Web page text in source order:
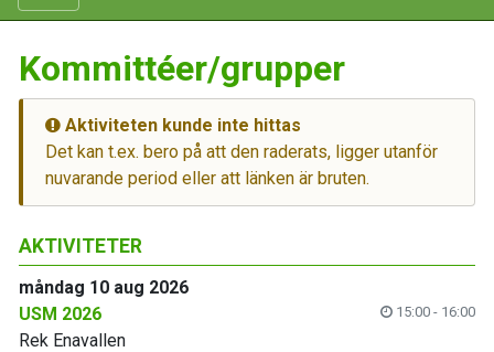
AKTIVITETER
måndag 10 aug 2026
USM 2026
15:00 - 16:00
Rek Enavallen
Kommittéer/grupper
Aktiviteten kunde inte hittas
Det kan t.ex. bero på att den raderats, ligger utanför
nuvarande period eller att länken är bruten.